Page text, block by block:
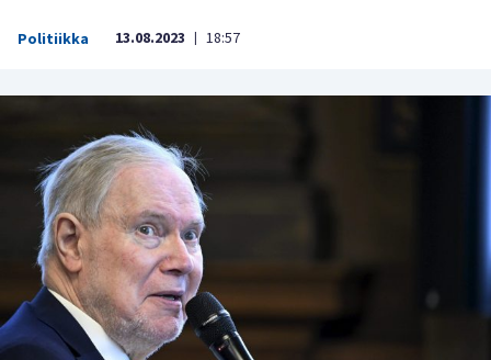
Politiikka 13.08.2023 | 18:57